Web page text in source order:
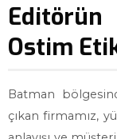
Editörün
Ostim
Batman
çıkan firmamız,